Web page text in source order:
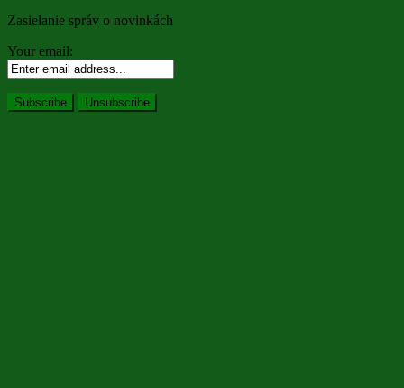
Zasielanie správ o novinkách
Your email: